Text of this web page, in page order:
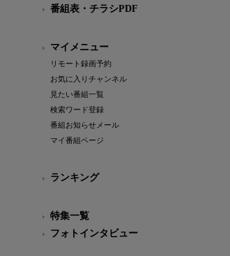
番組表・チラシPDF
マイメニュー
リモート録画予約
お気に入りチャンネル
見たい番組一覧
検索ワード登録
番組お知らせメール
マイ番組ページ
ランキング
特集一覧
フォトインタビュー